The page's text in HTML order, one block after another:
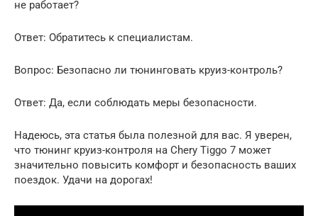
не работает?
Ответ: Обратитесь к специалистам.
Вопрос: Безопасно ли тюнинговать круиз-контроль?
Ответ: Да, если соблюдать меры безопасности.
Надеюсь, эта статья была полезной для вас. Я уверен,
что тюнинг круиз-контроля на Chery Tiggo 7 может
значительно повысить комфорт и безопасность ваших
поездок. Удачи на дорогах!